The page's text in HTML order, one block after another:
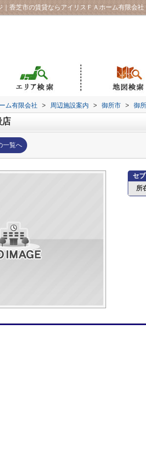
香芝市の賃貸ならアイリスＦＡホーム有限会社
ム有限会社 > 周辺施設案内 > 御所市 > 御
店
一覧へ
セ
所